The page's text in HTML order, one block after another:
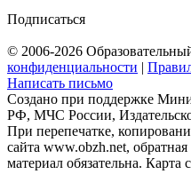
Подписаться
© 2006-2026
конфиденциальности |
Написать письмо
Создано при поддержке
РФ, МЧС России,
При перепечатке,
сайта www.obzh.net,
материал обязательна. Карта